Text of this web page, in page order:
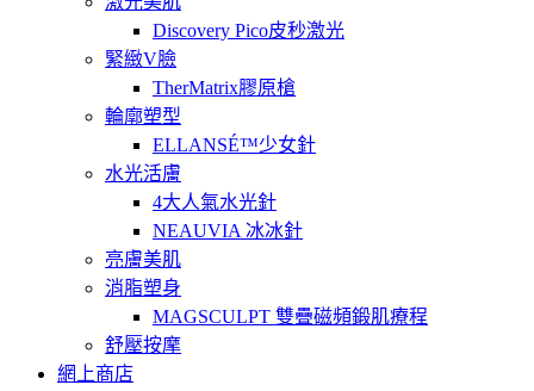
Discovery Pico皮秒激光
緊緻V臉
TherMatrix膠原槍
輪廓塑型
ELLANSÉ™少女針
水光活膚
4大人氣水光針
NEAUVIA 冰冰針
亮膚美肌
消脂塑身
MAGSCULPT 雙疊磁頻鍛肌療程
舒壓按摩
網上商店